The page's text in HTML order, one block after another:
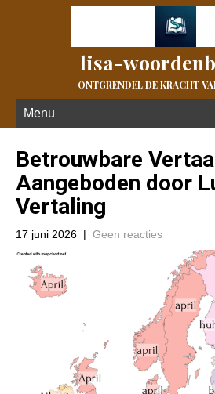
lisa-
ONTGRENDEL DE KRACHT
Menu
Betrouwbare
Aangeboden door
Vertaling
17 juni 2026 | Geen reacties